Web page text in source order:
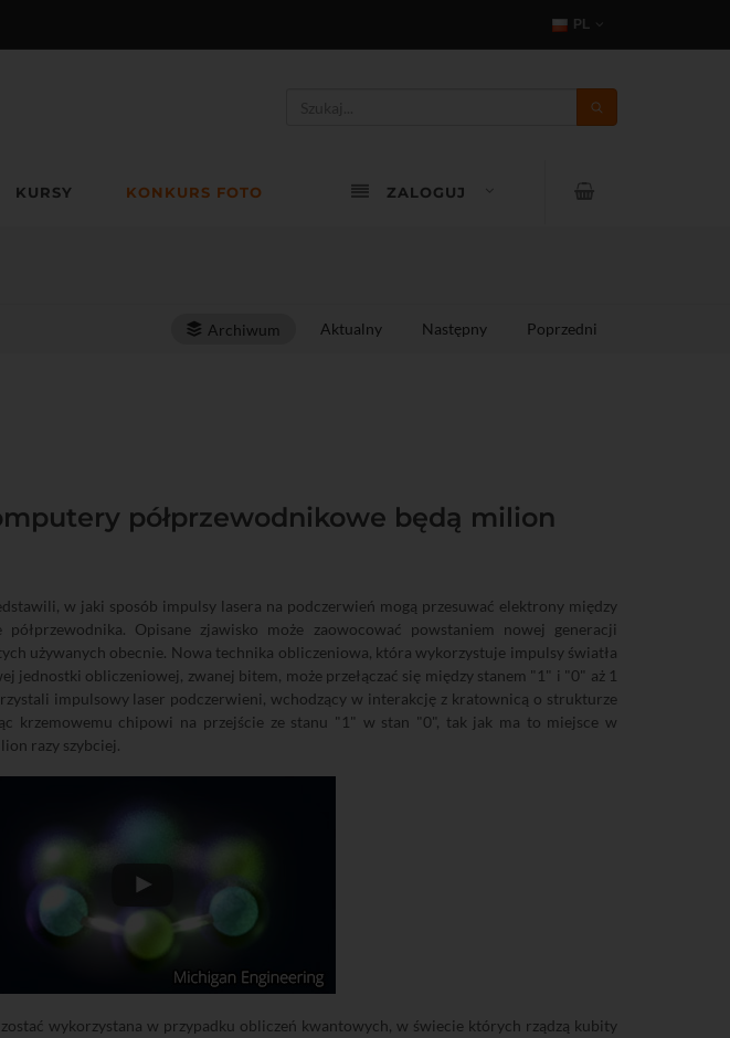
PL
KURSY KONKURS FOTO ZALOGUJ
Archiwum Aktualny Następny Poprzedni
półprzewodnikowe będą milion
w jaki sposób impulsy lasera na podczerwień mogą przesuwać elektrony między
Opisane zjawisko może zaowocować powstaniem nowej generacji
używanych obecnie. Nowa technika obliczeniowa, która wykorzystuje impulsy światła
jednostki obliczeniowej, zwanej bitem, może przełączać się między stanem "1" i "0" aż 1
impulsowy laser podczerwieni, wchodzący w interakcję z kratownicą o strukturze
krzemowemu chipowi na przejście ze stanu "1" w stan "0", tak jak ma to miejsce w
razy szybciej.
wykorzystana w przypadku obliczeń kwantowych, w świecie których rządzą kubity